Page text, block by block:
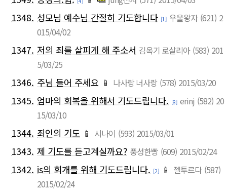
1348. 성모님 예수님 간절히 기도합니다 [1] 우울왕자 (621) 2
015/04/02
1347. 저의 죄를 살피게 해 주소서 김옥기 로살리아 (583) 201
5/03/25
1346. 주님 들어 주세요 📱 나사랑 너사랑 (578) 2015/03/20
1345. 엄마의 회복을 위해서 기도드립니다. [8] erinj (582) 20
15/03/10
1344. 죄인의 기도 📱 시나이 (593) 2015/03/01
1343. 제 기도를 듣고계실까요? 풍성한빵 (609) 2015/02/24
1342. is의 회개를 위해 기도드립니다. [2] 📱 젤투르다 (587)
2015/02/24